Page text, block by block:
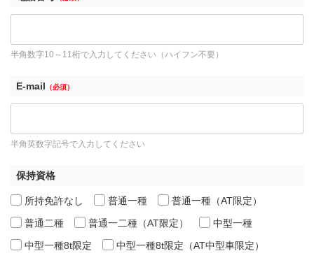
半角数字10～11桁で入力してください（ハイフン不要）
E-mail （必須）
半角英数字記号で入力してください
保持資格
所持免許なし 普通一種
普通一種（AT限定）
普通二種
普通一二種（AT限定）
中型一種
中型一種8t限定
中型一種8t限定（AT中型車限定）